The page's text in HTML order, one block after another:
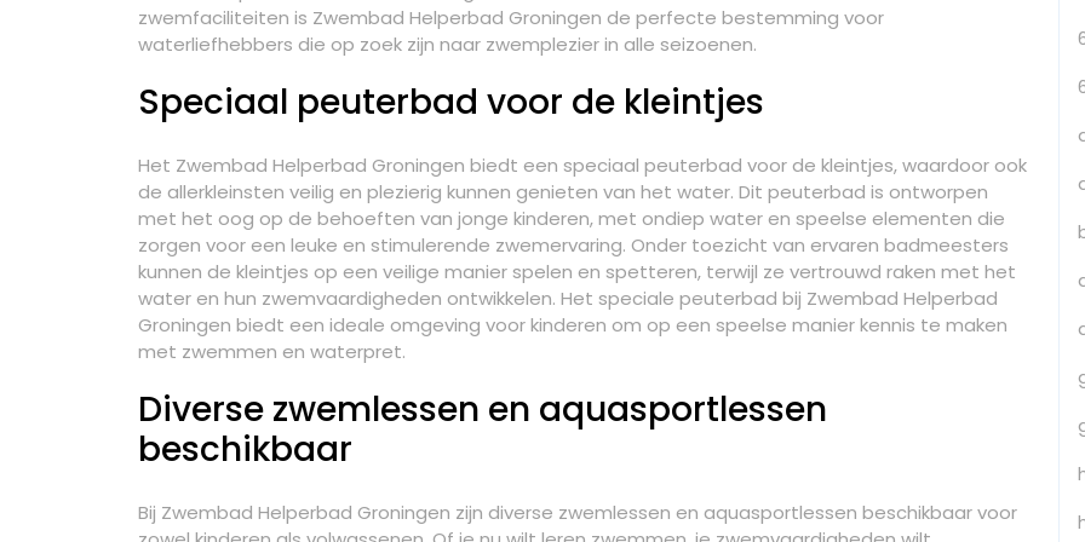
zwemfaciliteiten is Zwembad Helperbad Groningen de perfecte bestemming voor
waterliefhebbers die op zoek zijn naar zwemplezier in alle seizoenen.
Speciaal peuterbad voor de kleintjes
Het Zwembad Helperbad Groningen biedt een speciaal peuterbad voor de kleintjes, waardoor ook
de allerkleinsten veilig en plezierig kunnen genieten van het water. Dit peuterbad is ontworpen
met het oog op de behoeften van jonge kinderen, met ondiep water en speelse elementen die
zorgen voor een leuke en stimulerende zwemervaring. Onder toezicht van ervaren badmeesters
kunnen de kleintjes op een veilige manier spelen en spetteren, terwijl ze vertrouwd raken met het
water en hun zwemvaardigheden ontwikkelen. Het speciale peuterbad bij Zwembad Helperbad
Groningen biedt een ideale omgeving voor kinderen om op een speelse manier kennis te maken
met zwemmen en waterpret.
Diverse zwemlessen en aquasportlessen
beschikbaar
Bij Zwembad Helperbad Groningen zijn diverse zwemlessen en aquasportlessen beschikbaar voor